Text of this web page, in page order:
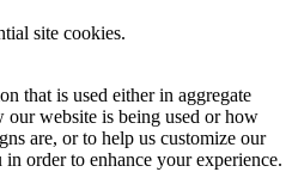
site cookies.
that is used either in aggregate
our website is being used or how
are, or to help us customize our
order to enhance your experience.